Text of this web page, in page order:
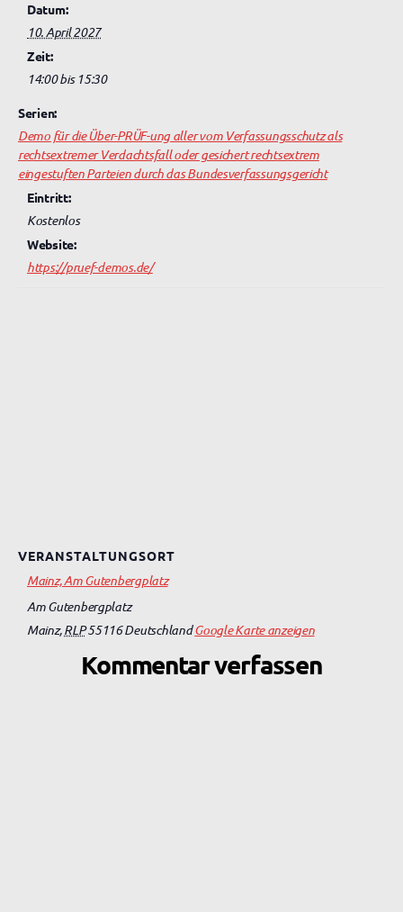
Datum:
10. April 2027
Zeit:
14:00 bis 15:30
Serien:
Demo für die Über-PRÜF-ung aller vom Verfassungsschutz als
rechtsextremer Verdachtsfall oder gesichert rechtsextrem
eingestuften Parteien durch das Bundesverfassungsgericht
Eintritt:
Kostenlos
Website:
https://pruef-demos.de/
VERANSTALTUNGSORT
Mainz, Am Gutenbergplatz
Am Gutenbergplatz
Mainz, RLP 55116DeutschlandGoogle Karte anzeigen
Kommentar verfassen